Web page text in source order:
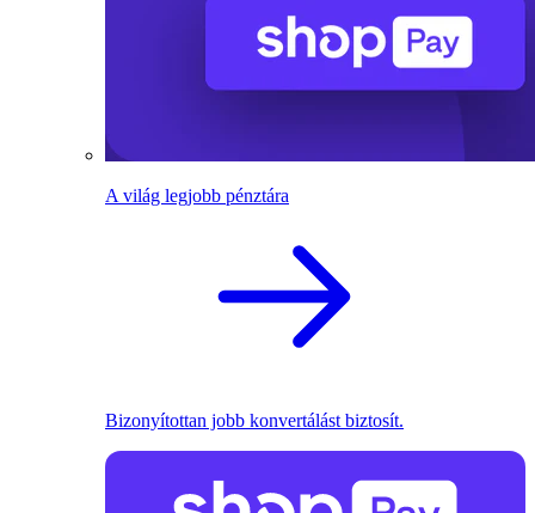
A világ legjobb pénztára
Bizonyítottan jobb konvertálást biztosít.